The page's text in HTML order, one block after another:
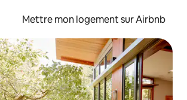
Mettre mon logement sur Airbnb